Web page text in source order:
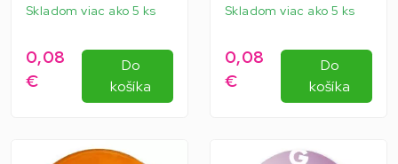
Skladom viac ako 5 ks
0,08
€
Do
košíka
Skladom viac ako 5 ks
0,08
€
Do
košíka